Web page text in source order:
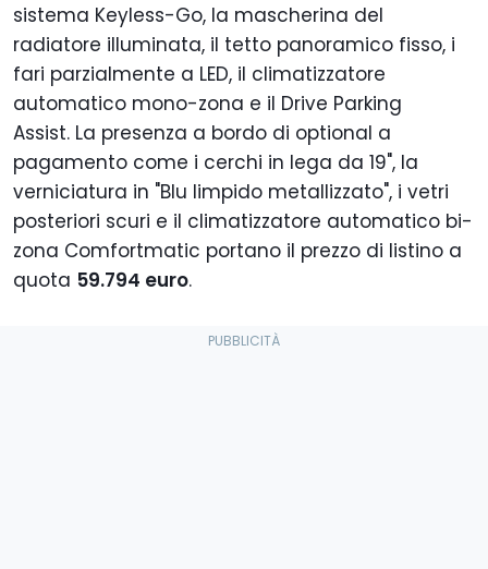
sistema Keyless-Go, la mascherina del
radiatore illuminata, il tetto panoramico fisso, i
fari parzialmente a LED, il climatizzatore
automatico mono-zona e il Drive Parking
Assist. La presenza a bordo di optional a
pagamento come i cerchi in lega da 19", la
verniciatura in "Blu limpido metallizzato", i vetri
posteriori scuri e il climatizzatore automatico bi-
zona Comfortmatic portano il prezzo di listino a
quota 59.794 euro.